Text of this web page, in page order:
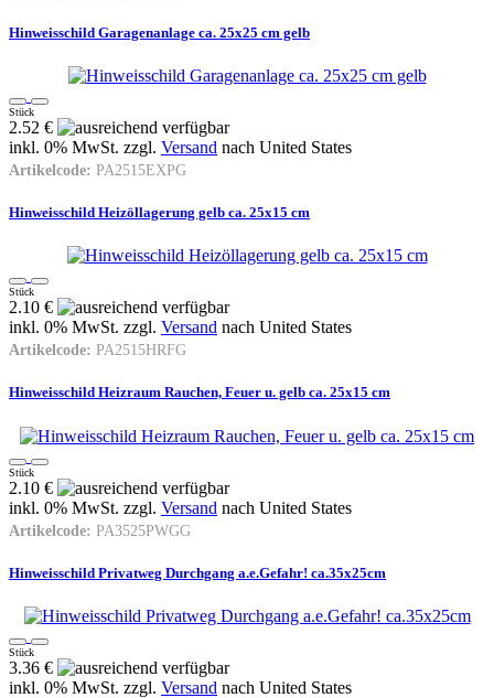
Hinweisschild Garagenanlage ca. 25x25 cm gelb
Stück
2.52 €
inkl. 0% MwSt. zzgl. Versand nach United States
Artikelcode: PA2515EXPG
Hinweisschild Heizöllagerung gelb ca. 25x15 cm
Stück
2.10 €
inkl. 0% MwSt. zzgl. Versand nach United States
Artikelcode: PA2515HRFG
Hinweisschild Heizraum Rauchen, Feuer u. gelb ca. 25x15 cm
Stück
2.10 €
inkl. 0% MwSt. zzgl. Versand nach United States
Artikelcode: PA3525PWGG
Hinweisschild Privatweg Durchgang a.e.Gefahr! ca.35x25cm
Stück
3.36 €
inkl. 0% MwSt. zzgl. Versand nach United States